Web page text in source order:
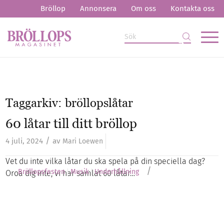
Bröllop Annonsera Om oss Kontakta oss
Taggarkiv:bröllopslåtar
60 låtar till ditt bröllop
4 juli, 2024 / av Mari Loewen
Vet du inte vilka låtar du ska spela på din speciella dag?
Oroa dig inte, vi har samlat 60 låtar…
Bröllopsfesten Musik Underhållning /